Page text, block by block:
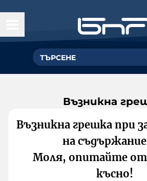
Възникна
Възникна грешка при
на
Моля, опитайте
късно!